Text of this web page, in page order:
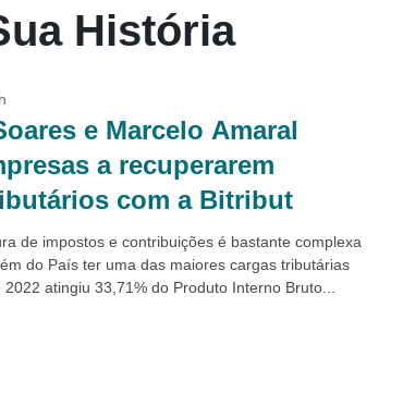
História
e Marcelo Amaral
a recuperarem
com a Bitribut
de impostos e contribuições é bastante complexa
do País ter uma das maiores cargas tributárias
atingiu 33,71% do Produto Interno Bruto...